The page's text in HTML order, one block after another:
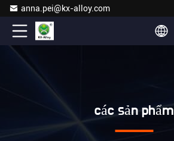
anna.pei@kx-alloy.com
các sản phẩm